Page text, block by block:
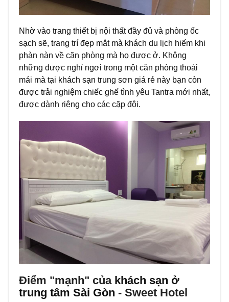
Nhờ vào trang thiết bị nội thất đầy đủ và phòng ốc
sạch sẽ, trang trí đẹp mắt mà khách du lịch hiếm khi
phàn nàn về căn phòng mà họ được ở. Không
những được nghỉ ngơi trong một căn phòng thoải
mái mà tại khách sạn trung sơn giá rẻ này bạn còn
được trải nghiệm chiếc ghế tình yêu Tantra mới nhất,
được dành riêng cho các cặp đôi.
Điểm "mạnh" của khách sạn ở
trung tâm Sài Gòn - Sweet Hotel